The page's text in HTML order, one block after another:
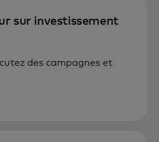
sur investissement
des campagnes et